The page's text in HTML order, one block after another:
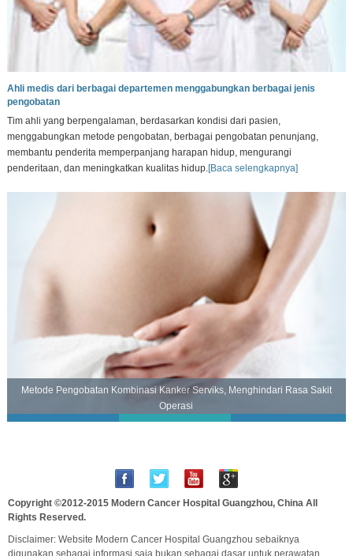
Ahli medis dari berbagai departemen menggabungkan berbagai jenis
pengobatan
Tim ahli yang berpengalaman, berdasarkan kondisi dari pasien,
menggabungkan metode pengobatan, berbagai pengobatan penunjang,
membantu penderita memperpanjang harapan hidup, mengurangi
penderitaan, dan meningkatkan kualitas hidup.[Baca selengkapnya]
Metode Pengobatan Kombinasi Kanker Serviks, Menghindari Rasa Sakit
Operasi
Copyright ©2012-2015 Modern Cancer Hospital Guangzhou, China All
Rights Reserved.
Disclaimer: Website Modern Cancer Hospital Guangzhou sebaiknya
digunakan sebagai informasi saja,bukan sebagai dasar untuk perawatan